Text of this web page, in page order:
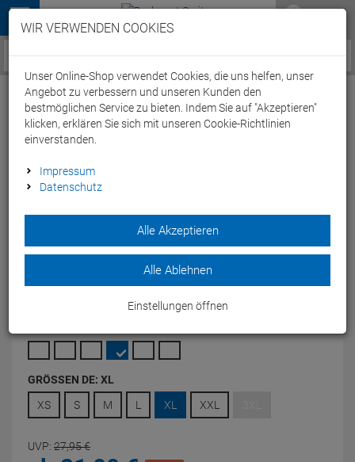
Menü
Service / Hilfe
Arena Team Line Unisex Funktion T-Shirt
004900 - XL royal
Herstellernummer: 004900
Dieses elegante Crewneck-T-Shirt ist mit dem Namen und
GRÖSSEN DE: XL
XS
S M L XL XXL
UVP: 27,95€
WIR VERWENDEN COOKIES
Unser Online-Shop verwendet Cookies, die uns helfen, unser
Angebot zu verbessern und unseren Kunden den
bestmöglichen Service zu bieten. Indem Sie auf "Akzeptieren"
klicken, erklären Sie sich mit unseren Cookie-Richtlinien
einverstanden.
Impressum
Datenschutz
Alle Akzeptieren
Alle Ablehnen
Einstellungen öffnen